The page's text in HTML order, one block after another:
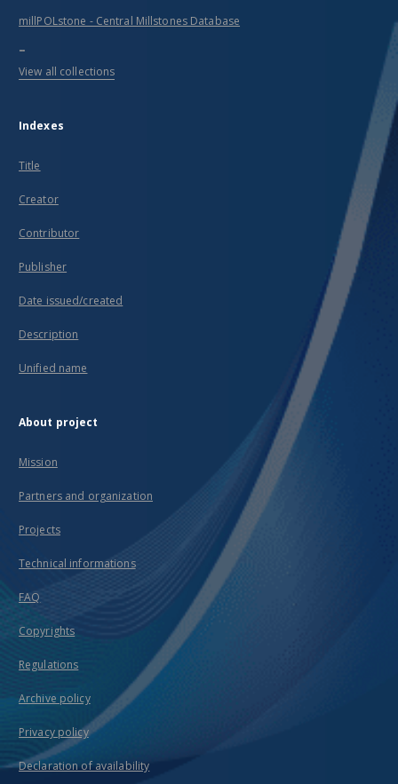
millPOLstone - Central Millstones Database
...
View all collections
Indexes
Title
Creator
Contributor
Publisher
Date issued/created
Description
Unified name
About project
Mission
Partners and organization
Projects
Technical informations
FAQ
Copyrights
Regulations
Archive policy
Privacy policy
Declaration of availability